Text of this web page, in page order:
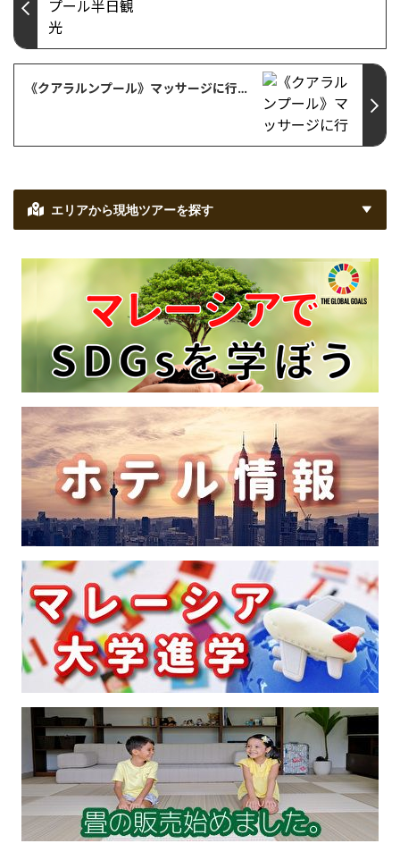
《クアラルンプール》マッサージに行ってきました
エリアから現地ツアーを探す